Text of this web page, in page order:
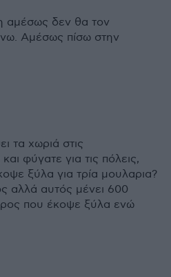
αμέσως δεν θα τον
Αμέσως πίσω στην
τα χωριά στις
φύγατε για τις πόλεις,
ξύλα για τρία μουλαρια?
αλλά αυτός μένει 600
που έκοψε ξύλα ενώ